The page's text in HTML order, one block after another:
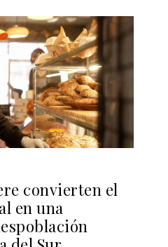
convierten el
en una